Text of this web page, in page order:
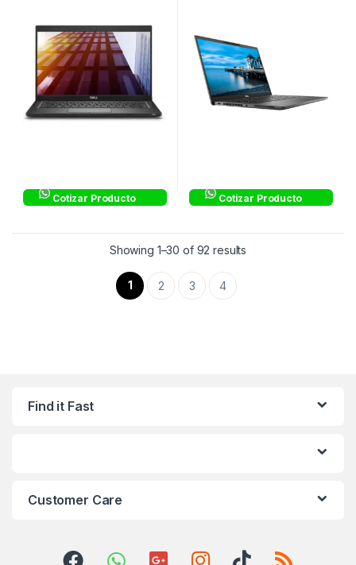
Cotizar Producto Cotizar Producto
Showing 1–30 of 92 results
1 2 3 4
Find it Fast
Customer Care